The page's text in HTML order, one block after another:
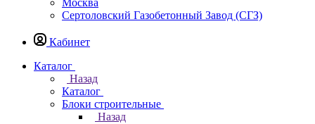
Москва
Сертоловский Газобетонный Завод (СГЗ)
Кабинет
Каталог
Назад
Каталог
Блоки строительные
Назад